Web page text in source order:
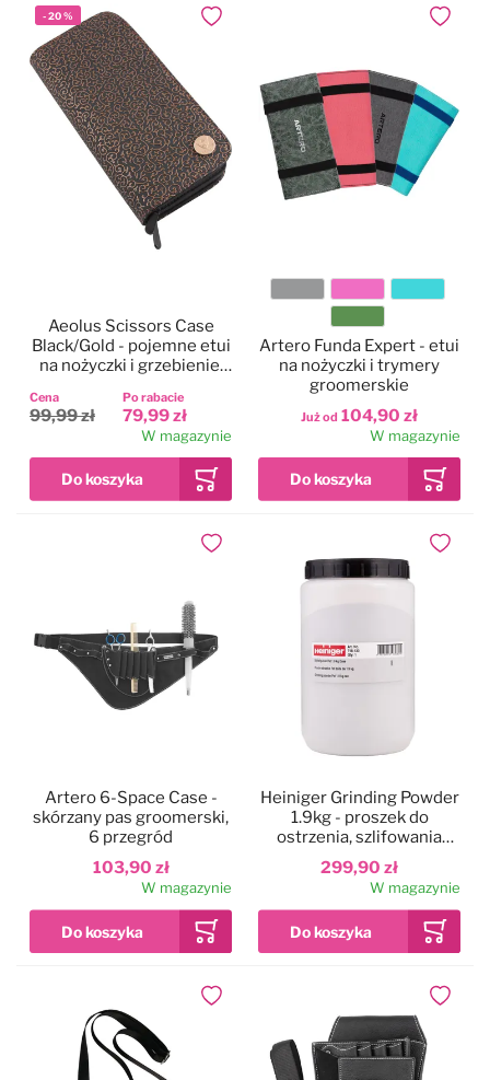
-20%
Po rabacie
79,99 zł
Cena
99,99 zł
Aeolus Scissors Case
Black/Gold - pojemne etui
na nożyczki i grzebienie,
W magazynie
Dodaj do ulubionych
Już od 104,90 zł
Artero Funda Expert - etui
na nożyczki i trymery
groomerskie
W magazynie
Dodaj
103,90 zł
Artero 6-Space Case -
skórzany pas groomerski,
6 przegród
W magazynie
Dodaj do ulubionych
299,90 zł
Heiniger Grinding Powder
1.9kg - proszek do
ostrzenia, szlifowania
ostrzy
W magazynie
Dodaj
Dodaj do ulubionych Dodaj